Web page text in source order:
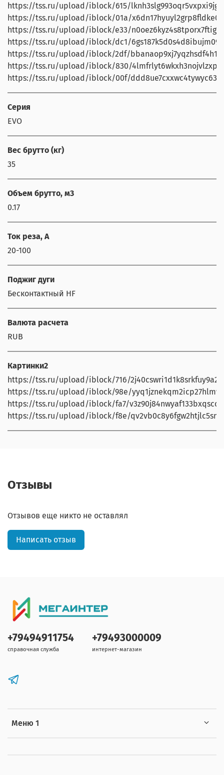
https://tss.ru/upload/iblock/615/
https://tss.ru/upload/iblock/01a/
https://tss.ru/upload/iblock/e33/
https://tss.ru/upload/iblock/dc1/
https://tss.ru/upload/iblock/2df/
https://tss.ru/upload/iblock/830/
https://tss.ru/upload/iblock/00f/
Серия
EVO
Вес брутто (кг)
35
Объем брутто, м3
0.17
Ток реза, А
20-100
Поджиг дуги
Бесконтактный HF
Валюта расчета
RUB
Картинки2
https://tss.ru/upload/iblock/716/
https://tss.ru/upload/iblock/98e/
https://tss.ru/upload/iblock/fa7/
https://tss.ru/upload/iblock/f8e/
Отзывы
Отзывов еще никто не оставлял
Написать отзыв
Меню 1
+79494911754
справочная служба
+79493000009
интернет-магазин